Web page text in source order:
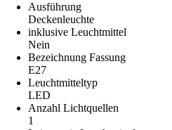
Ausführung
Deckenleuchte
inklusive Leuchtmittel
Nein
Bezeichnung Fassung
E27
Leuchtmitteltyp
LED
Anzahl Lichtquellen
1